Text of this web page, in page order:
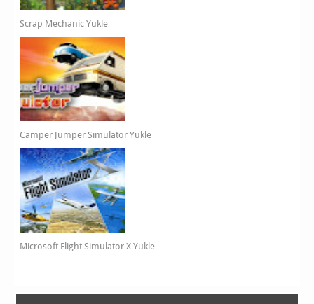
Scrap Mechanic Yukle
Camper Jumper Simulator Yukle
Microsoft Flight Simulator X Yukle